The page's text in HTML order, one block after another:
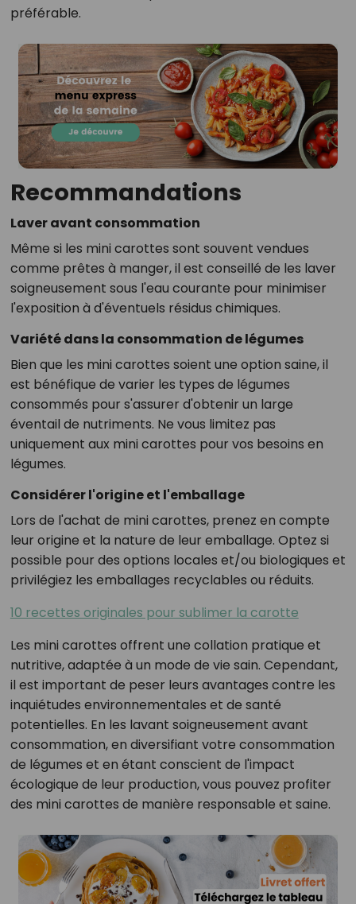
préférable.
Recommandations
Laver avant consommation
Même si les mini carottes sont souvent vendues
comme prêtes à manger, il est conseillé de les laver
soigneusement sous l'eau courante pour minimiser
l'exposition à d'éventuels résidus chimiques.
Variété dans la consommation de légumes
Bien que les mini carottes soient une option saine, il
est bénéfique de varier les types de légumes
consommés pour s'assurer d'obtenir un large
éventail de nutriments. Ne vous limitez pas
uniquement aux mini carottes pour vos besoins en
légumes.
Considérer l'origine et l'emballage
Lors de l'achat de mini carottes, prenez en compte
leur origine et la nature de leur emballage. Optez si
possible pour des options locales et/ou biologiques et
privilégiez les emballages recyclables ou réduits.
10 recettes originales pour sublimer la carotte
Les mini carottes offrent une collation pratique et
nutritive, adaptée à un mode de vie sain. Cependant,
il est important de peser leurs avantages contre les
inquiétudes environnementales et de santé
potentielles. En les lavant soigneusement avant
consommation, en diversifiant votre consommation
de légumes et en étant conscient de l'impact
écologique de leur production, vous pouvez profiter
des mini carottes de manière responsable et saine.